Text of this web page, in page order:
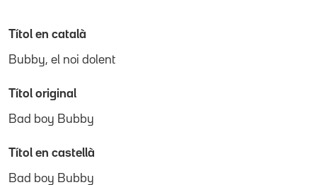
Títol en català
Bubby, el noi dolent
Títol original
Bad boy Bubby
Títol en castellà
Bad boy Bubby